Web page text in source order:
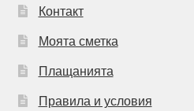
Контакт
Моята сметка
Плащанията
Правила и условия